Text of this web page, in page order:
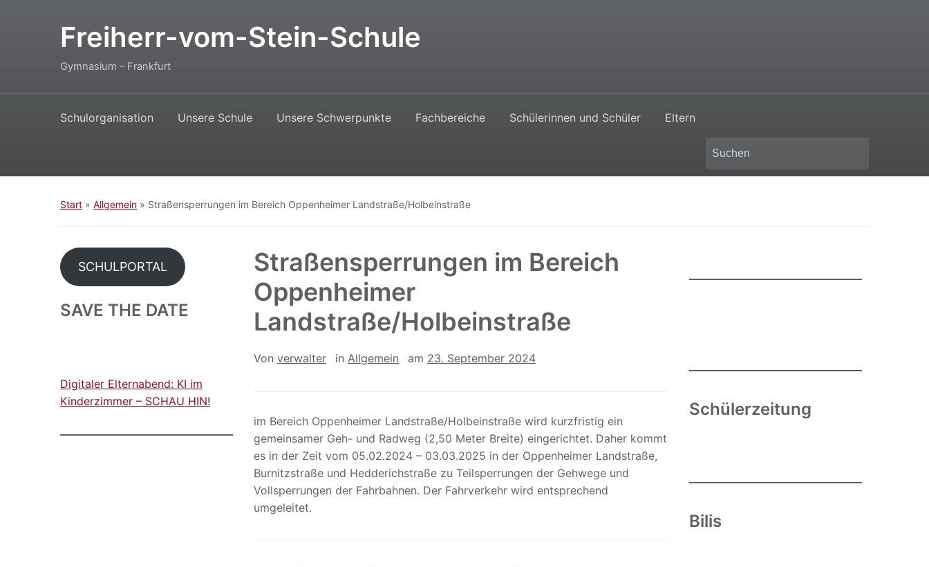
Freiherr-vom-Stein-Schule
Gymnasium – Frankfurt
Schulorganisation Unsere Schule Unsere Schwerpunkte Fachbereiche Schülerinnen und Schüler Eltern
Search
Start » Allgemein » Straßensperrungen im Bereich Oppenheimer Landstraße/Holbeinstraße
SCHULPORTAL
SAVE THE DATE
Digitaler Elternabend: KI im
Kinderzimmer – SCHAU HIN!
Straßensperrungen im Bereich
Oppenheimer
Landstraße/Holbeinstraße
Von verwalter in Allgemein am 23. September 2024
im Bereich Oppenheimer Landstraße/Holbeinstraße wird kurzfristig ein
gemeinsamer Geh- und Radweg (2,50 Meter Breite) eingerichtet. Daher kommt
es in der Zeit vom 05.02.2024 – 03.03.2025 in der Oppenheimer Landstraße,
Burnitzstraße und Hedderichstraße zu Teilsperrungen der Gehwege und
Vollsperrungen der Fahrbahnen. Der Fahrverkehr wird entsprechend
umgeleitet.
Schülerzeitung
Bilis